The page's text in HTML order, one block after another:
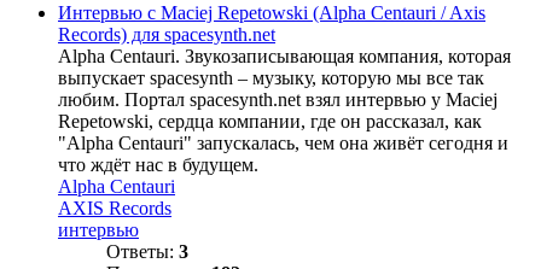
Интервью с Maciej Repetowski (Alpha Centauri / Axis
Records) для spacesynth.net
Alpha Centauri. Звукозаписывающая компания, которая
выпускает spacesynth – музыку, которую мы все так
любим. Портал spacesynth.net взял интервью у Maciej
Repetowski, сердца компании, где он рассказал, как
"Alpha Centauri" запускалась, чем она живёт сегодня и
что ждёт нас в будущем.
Alpha Centauri
AXIS Records
интервью
Ответы: 3